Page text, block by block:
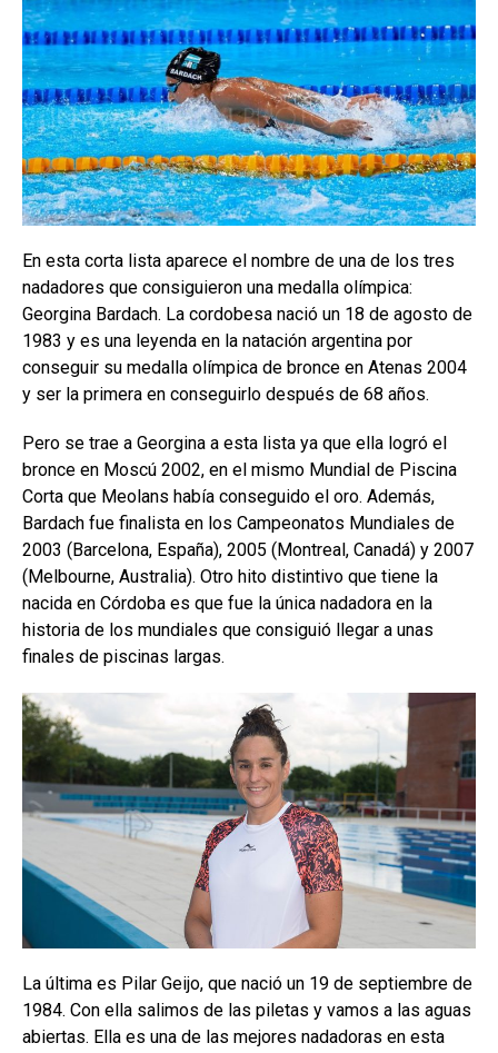
En esta corta lista aparece el nombre de una de los tres
nadadores que consiguieron una medalla olímpica:
Georgina Bardach. La cordobesa nació un 18 de agosto de
1983 y es una leyenda en la natación argentina por
conseguir su medalla olímpica de bronce en Atenas 2004
y ser la primera en conseguirlo después de 68 años.
Pero se trae a Georgina a esta lista ya que ella logró el
bronce en Moscú 2002, en el mismo Mundial de Piscina
Corta que Meolans había conseguido el oro. Además,
Bardach fue finalista en los Campeonatos Mundiales de
2003 (Barcelona, España), 2005 (Montreal, Canadá) y 2007
(Melbourne, Australia). Otro hito distintivo que tiene la
nacida en Córdoba es que fue la única nadadora en la
historia de los mundiales que consiguió llegar a unas
finales de piscinas largas.
La última es Pilar Geijo, que nació un 19 de septiembre de
1984. Con ella salimos de las piletas y vamos a las aguas
abiertas. Ella es una de las mejores nadadoras en esta